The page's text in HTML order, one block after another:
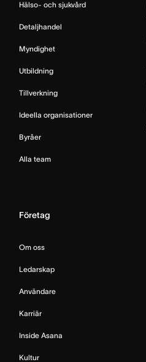
Hälso- och sjukvård
Detaljhandel
Myndighet
Utbildning
Tillverkning
Ideella organisationer
Byråer
Alla team
Företag
Om oss
Ledarskap
Användare
Karriär
Inside Asana
Kultur